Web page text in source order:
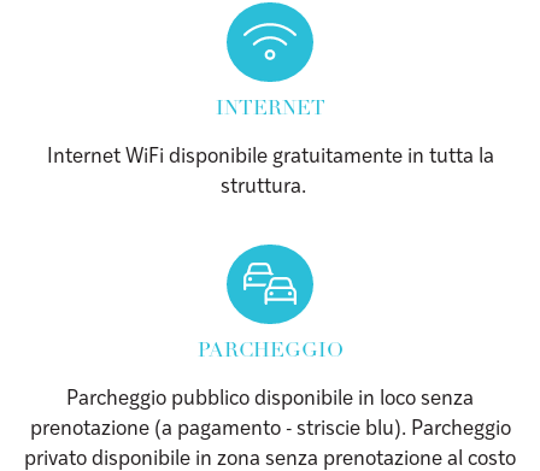
INTERNET
Internet WiFi disponibile gratuitamente in tutta la
struttura.
PARCHEGGIO
Parcheggio pubblico disponibile in loco senza
prenotazione (a pagamento - striscie blu). Parcheggio
privato disponibile in zona senza prenotazione al costo